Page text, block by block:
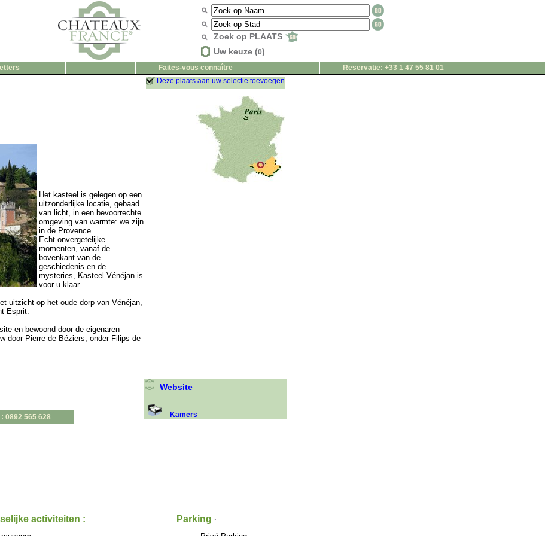
Zoek op PLAATS
Uw keuze (0)
Faites-vous connaître
Reservatie: +33 1 47 55 81 01
Het kasteel is gelegen op een
uitzonderlijke locatie, gebaad
van licht, in een bevoorrechte
omgeving van warmte: we zijn
in de Provence ...
Echt onvergetelijke
momenten, vanaf de
bovenkant van de
geschiedenis en de
mysteries, Kasteel Vénéjan is
voor u klaar ....
uitzicht op het oude dorp van Vénéjan,
Esprit.
en bewoond door de eigenaren
door Pierre de Béziers, onder Filips de
Deze plaats aan uw selectie toevoegen
0892 565 628
Website
Kamers
activiteiten : Parking :